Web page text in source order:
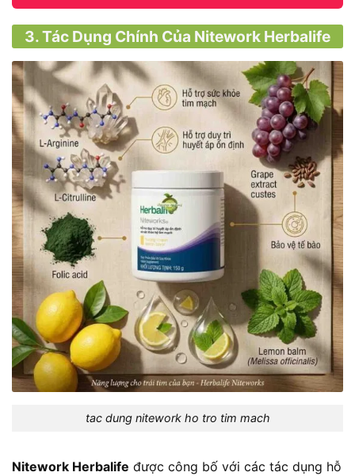
3. Tác Dụng Chính Của Nitework Herbalife
tac dung nitework ho tro tim mach
Nitework Herbalife được công bố với các tác dụng hỗ